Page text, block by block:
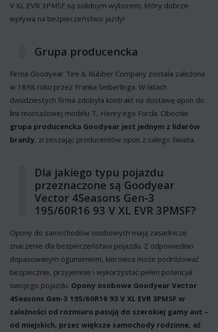
V XL EVR 3PMSF są solidnym wyborem, który dobrze
wpływa na bezpieczeństwo jazdy!
Grupa producencka
Firma Goodyear Tire & Rubber Company została założona
w 1898 roku przez Franka Seiberlinga. W latach
dwudziestych firma zdobyła kontrakt na dostawę opon do
linii montażowej modelu T, Henry'ego Forda. Obecnie
grupa producencka Goodyear jest jednym z liderów
branży, zrzeszając producentów opon z całego świata.
Dla jakiego typu pojazdu
przeznaczone są Goodyear
Vector 4Seasons Gen-3
195/60R16 93 V XL EVR 3PMSF?
Opony do samochodów osobowych mają zasadnicze
znaczenie dla bezpieczeństwa pojazdu. Z odpowiednio
dopasowanym ogumieniem, kierowca może podróżować
bezpiecznie, przyjemnie i wykorzystać pełen potencjał
swojego pojazdu. Opony osobowe Goodyear Vector
4Seasons Gen-3 195/60R16 93 V XL EVR 3PMSF w
zależności od rozmiaru pasują do szerokiej gamy aut –
od miejskich, przez większe samochody rodzinne, aż